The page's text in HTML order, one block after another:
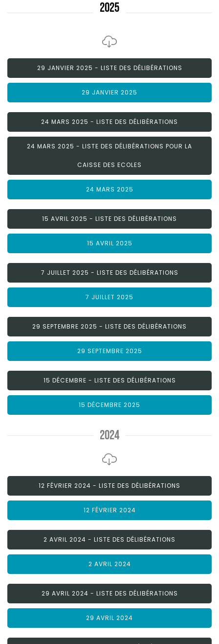
2025
29 JANVIER 2025 - LISTE DES DÉLIBÉRATIONS
29 JANVIER 2025
24 MARS 2025 - LISTE DES DÉLIBÉRATIONS
24 MARS 2025 - LISTE DES DÉLIBÉRATIONS POUR LA
CAISSE DES ECOLES
24 MARS 2025
15 AVRIL 2025 - LISTE DES DÉLIBÉRATIONS
15 AVRIL 2025
7 JUILLET 2025 - LISTE DES DÉLIBÉRATIONS
7 JUILLET 2025
29 SEPTEMBRE 2025 - LISTE DES DÉLIBÉRATIONS
29 SEPTEMBRE 2025
15 DÉCEMBRE - LISTE DES DÉLIBÉRATIONS
15 DÉCEMBRE 2025
2024
12 FÉVRIER 2024 - LISTE DES DÉLIBÉRATIONS
12 FÉVRIER 2024
2 AVRIL 2024 - LISTE DES DÉLIBÉRATIONS
2 AVRIL 2024
29 AVRIL 2024 - LISTE DES DÉLIBÉRATIONS
29 AVRIL 2024